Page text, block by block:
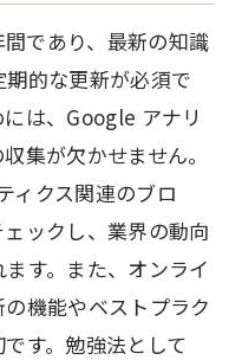
であり、最新の知識
的な更新が必須で
は、Google アナリ
集が欠かせません。
ィクス関連のブロ
ックし、業界の動向
す。また、オンライ
機能やベストプラク
す。勉強法として